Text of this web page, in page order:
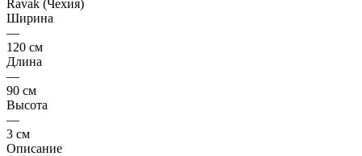
Ravak (Чехия)
Ширина
—
120 см
Длина
—
90 см
Высота
—
3 см
Описание